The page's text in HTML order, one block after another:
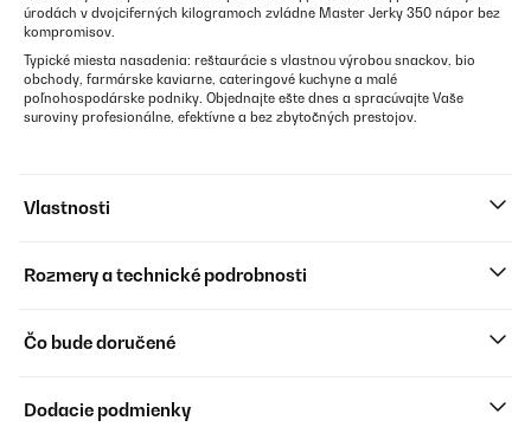
úrodách v dvojciferných kilogramoch zvládne Master Jerky 350 nápor bez
kompromisov.
Typické miesta nasadenia: reštaurácie s vlastnou výrobou snackov, bio
obchody, farmárske kaviarne, cateringové kuchyne a malé
poľnohospodárske podniky. Objednajte ešte dnes a spracúvajte Vaše
suroviny profesionálne, efektívne a bez zbytočných prestojov.
Vlastnosti
Rozmery a technické podrobnosti
Čo bude doručené
Dodacie podmienky